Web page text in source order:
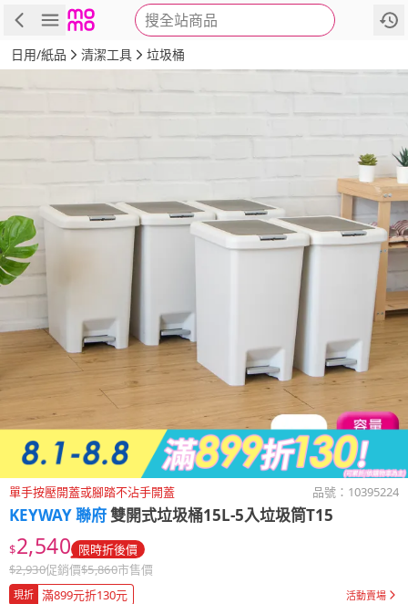
搜全站商品
商品 評價 詳情
日用/紙品 清潔工具 垃圾桶
單手按壓開蓋或腳踏不沾手開蓋 品號： 10395224
KEYWAY 聯府雙開式垃圾桶15L-5入垃圾筒T15
$2,540 限時折後價
$2,930促銷價$5,860市售價
現折 滿899元折130元 活動賣場